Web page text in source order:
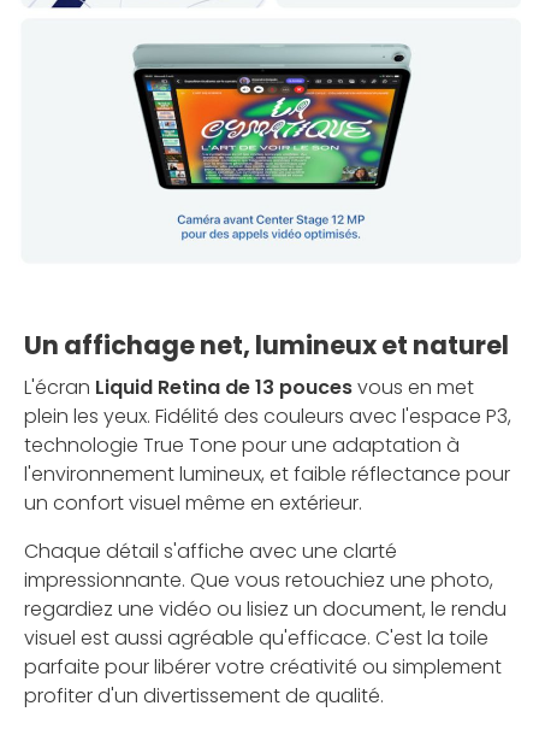
Un affichage net, lumineux et naturel
L'écran Liquid Retina de 13 poucesvous en met
plein les yeux. Fidélité des couleurs avec l'espace P3,
technologie True Tone pour une adaptation à
l'environnement lumineux, et faible réflectance pour
un confort visuel même en extérieur.
Chaque détail s'affiche avec une clarté
impressionnante. Que vous retouchiez une photo,
regardiez une vidéo ou lisiez un document, le rendu
visuel est aussi agréable qu'efficace. C'est la toile
parfaite pour libérer votre créativité ou simplement
profiter d'un divertissement de qualité.